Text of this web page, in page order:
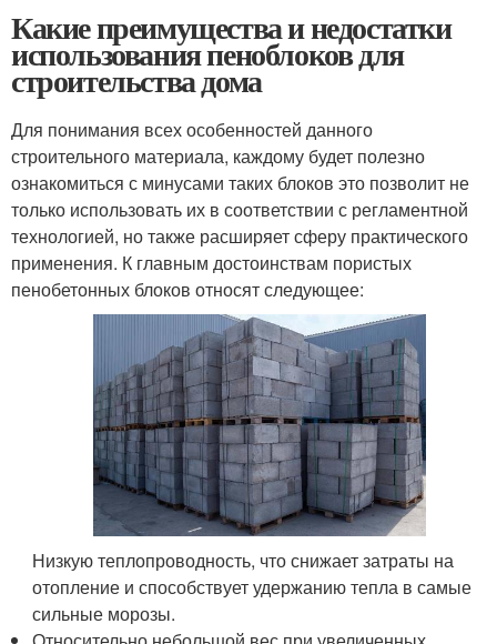
Какие преимущества и недостатки
использования пеноблоков для
строительства дома
Для понимания всех особенностей данного
строительного материала, каждому будет полезно
ознакомиться с минусами таких блоков это позволит не
только использовать их в соответствии с регламентной
технологией, но также расширяет сферу практического
применения. К главным достоинствам пористых
пенобетонных блоков относят следующее:
Низкую теплопроводность, что снижает затраты на
отопление и способствует удержанию тепла в самые
сильные морозы.